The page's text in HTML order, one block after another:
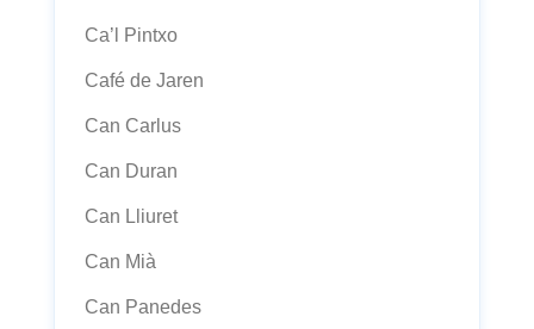
Ca’l Pintxo
Café de Jaren
Can Carlus
Can Duran
Can Lliuret
Can Mià
Can Panedes